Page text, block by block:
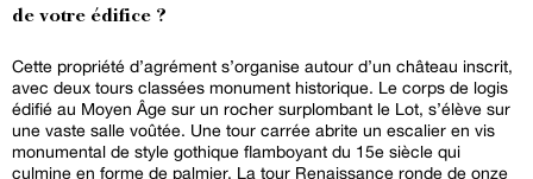
de votre édifice ?
Cette propriété d’agrément s’organise autour d’un château inscrit,
avec deux tours classées monument historique. Le corps de logis
édifié au Moyen Âge sur un rocher surplombant le Lot, s’élève sur
une vaste salle voûtée. Une tour carrée abrite un escalier en vis
monumental de style gothique flamboyant du 15e siècle qui
culmine en forme de palmier. La tour Renaissance ronde de onze